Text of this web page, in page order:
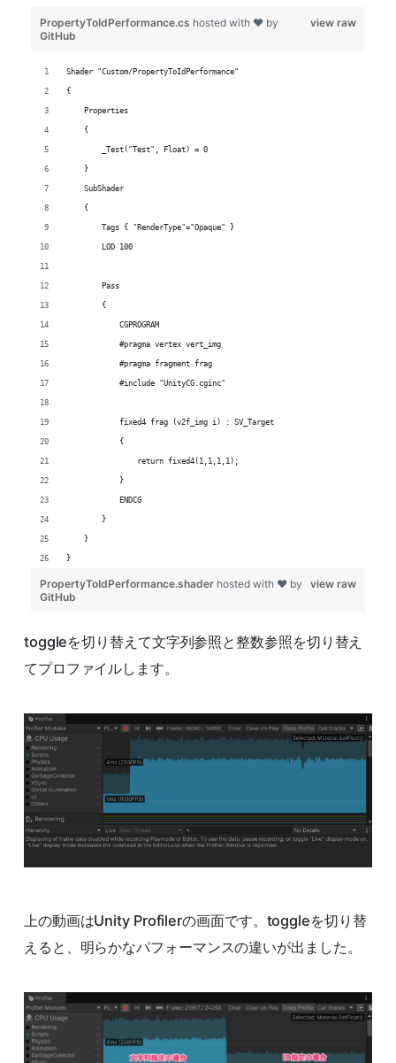
toggleを切り替えて文字列参照と整数参照を切り替え
てプロファイルします。
上の動画はUnity Profilerの画面です。toggleを切り替
えると、明らかなパフォーマンスの違いが出ました。